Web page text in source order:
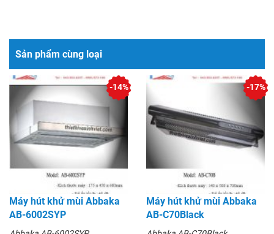
Sản phẩm cùng loại
Máy hút khử mùi Abbaka
AB-6002SYP
-14%
Máy hút khử mùi Abbaka
AB-C70Black
-17%